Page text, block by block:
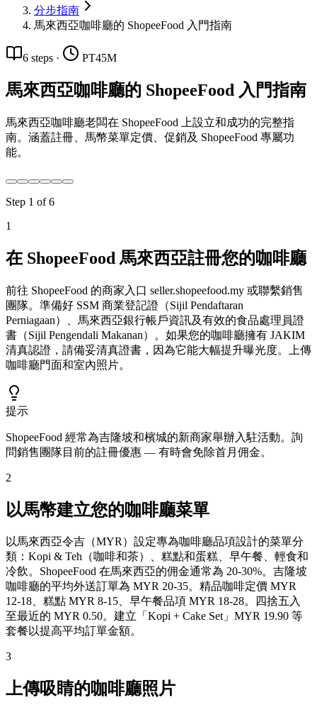
分步指南
馬來西亞咖啡廳的 ShopeeFood 入門指南
6 steps · PT45M
馬來西亞咖啡廳的 ShopeeFood 入門指南
馬來西亞咖啡廳老闆在 ShopeeFood 上設立和成功的完整指
南。涵蓋註冊、馬幣菜單定價、促銷及 ShopeeFood 專屬功
能。
Step 1 of6
1
在 ShopeeFood 馬來西亞註冊您的咖啡廳
前往 ShopeeFood 的商家入口 seller.shopeefood.my 或聯繫銷售
團隊。準備好 SSM 商業登記證（Sijil Pendaftaran
Perniagaan）、馬來西亞銀行帳戶資訊及有效的食品處理員證
書（Sijil Pengendali Makanan）。如果您的咖啡廳擁有 JAKIM
清真認證，請備妥清真證書，因為它能大幅提升曝光度。上傳
咖啡廳門面和室內照片。
提示
ShopeeFood 經常為吉隆坡和檳城的新商家舉辦入駐活動。詢
問銷售團隊目前的註冊優惠 — 有時會免除首月佣金。
2
以馬幣建立您的咖啡廳菜單
以馬來西亞令吉（MYR）設定專為咖啡廳品項設計的菜單分
類：Kopi & Teh（咖啡和茶）、糕點和蛋糕、早午餐、輕食和
冷飲。ShopeeFood 在馬來西亞的佣金通常為 20-30%。吉隆坡
咖啡廳的平均外送訂單為 MYR 20-35。精品咖啡定價 MYR
12-18、糕點 MYR 8-15、早午餐品項 MYR 18-28。四捨五入
至最近的 MYR 0.50。建立「Kopi + Cake Set」MYR 19.90 等
套餐以提高平均訂單金額。
3
上傳吸睛的咖啡廳照片